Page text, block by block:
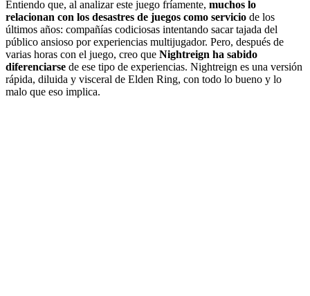
Entiendo que, al analizar este juego fríamente, muchos lo
relacionan con los desastres de juegos como servicio de los
últimos años: compañías codiciosas intentando sacar tajada del
público ansioso por experiencias multijugador. Pero, después de
varias horas con el juego, creo que Nightreign ha sabido
diferenciarse de ese tipo de experiencias. Nightreign es una versión
rápida, diluida y visceral de Elden Ring, con todo lo bueno y lo
malo que eso implica.